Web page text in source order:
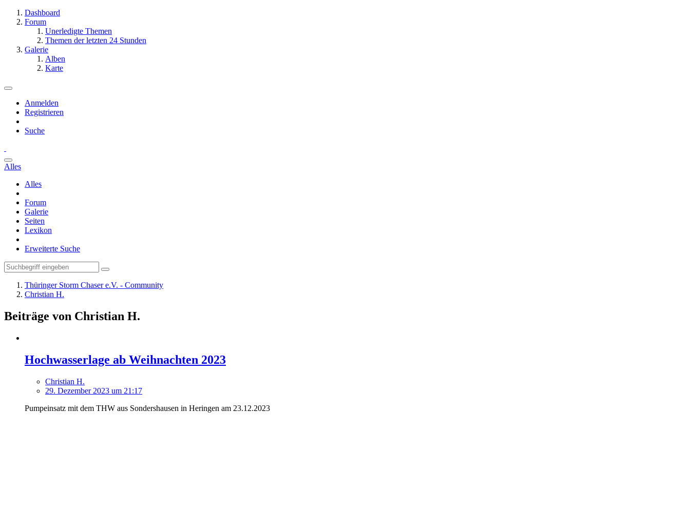
Dashboard
Forum
Unerledigte Themen
Themen der letzten 24 Stunden
Galerie
Alben
Karte
Anmelden
Registrieren
Suche
Alles
Alles
Forum
Galerie
Seiten
Lexikon
Erweiterte Suche
Thüringer Storm Chaser e.V. - Community
Christian H.
Beiträge von Christian H.
Hochwasserlage ab Weihnachten 2023
Christian H.
29. Dezember 2023 um 21:17
Pumpeinsatz mit dem THW aus Sondershausen in Heringen am 23.12.2023